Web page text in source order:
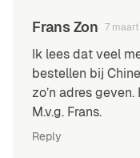
Frans Zon 7
Ik lees dat veel
bestellen bij
zo’n adres
M.v.g. Frans.
Reply